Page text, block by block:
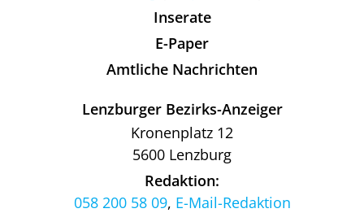
Inserate
E-Paper
Amtliche Nachrichten
Lenzburger Bezirks-Anzeiger
Kronenplatz 12
5600 Lenzburg
Redaktion:
058 200 58 09, E-Mail-Redaktion